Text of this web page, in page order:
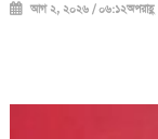
আগ ২, ২০২৬ / ০৬:১২অপরাহ্ণ